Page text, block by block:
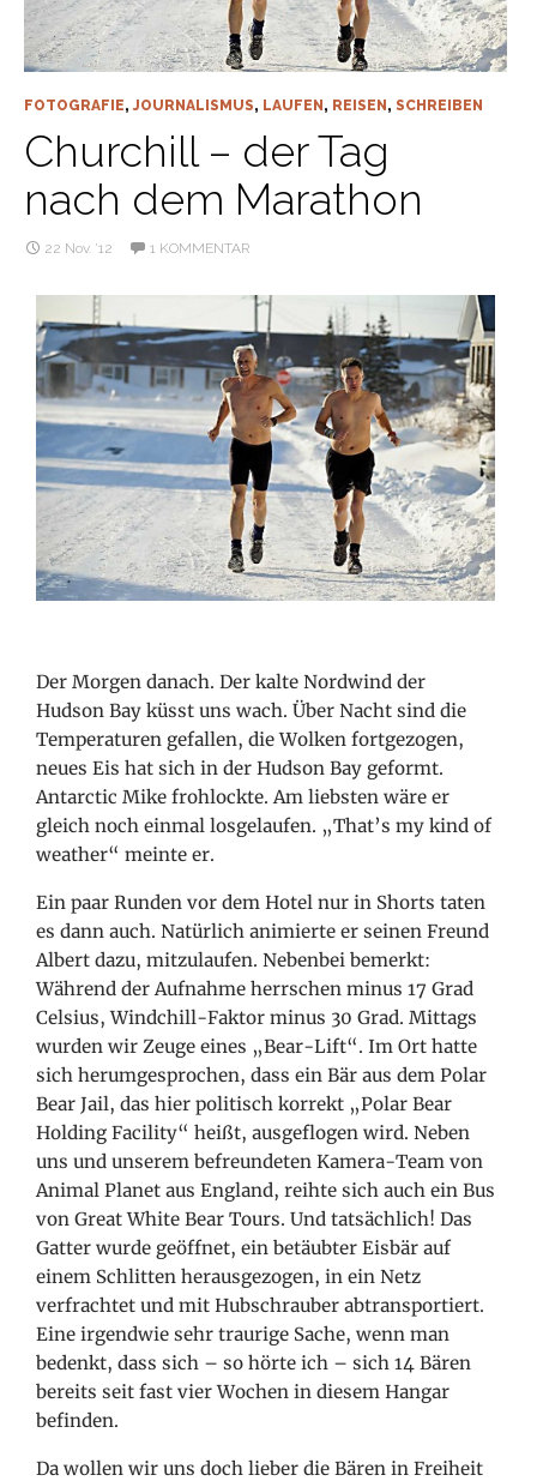
FOTOGRAFIE, JOURNALISMUS, LAUFEN , REISEN , SCHREIBEN
Churchill – der Tag
nach dem Marathon
22 Nov. ’12 1 KOMMENTAR
Der Morgen danach. Der kalte Nordwind der
Hudson Bay küsst uns wach. Über Nacht sind die
Temperaturen gefallen, die Wolken fortgezogen,
neues Eis hat sich in der Hudson Bay geformt.
Antarctic Mike frohlockte. Am liebsten wäre er
gleich noch einmal losgelaufen. „That’s my kind of
weather“ meinte er.
Ein paar Runden vor dem Hotel nur in Shorts taten
es dann auch. Natürlich animierte er seinen Freund
Albert dazu, mitzulaufen. Nebenbei bemerkt:
Während der Aufnahme herrschen minus 17 Grad
Celsius, Windchill-Faktor minus 30 Grad. Mittags
wurden wir Zeuge eines „Bear-Lift“. Im Ort hatte
sich herumgesprochen, dass ein Bär aus dem Polar
Bear Jail, das hier politisch korrekt „Polar Bear
Holding Facility“ heißt, ausgeflogen wird. Neben
uns und unserem befreundeten Kamera-Team von
Animal Planet aus England, reihte sich auch ein Bus
von Great White Bear Tours. Und tatsächlich! Das
Gatter wurde geöffnet, ein betäubter Eisbär auf
einem Schlitten herausgezogen, in ein Netz
verfrachtet und mit Hubschrauber abtransportiert.
Eine irgendwie sehr traurige Sache, wenn man
bedenkt, dass sich – so hörte ich – sich 14 Bären
bereits seit fast vier Wochen in diesem Hangar
befinden.
Da wollen wir uns doch lieber die Bären in Freiheit